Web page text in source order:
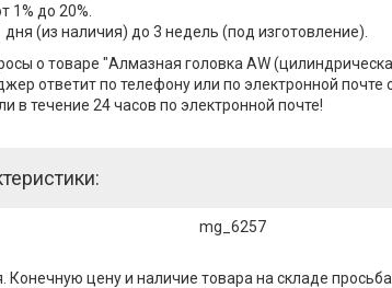
1% до 20%.
дня (из наличия) до 3 недель (под изготовление).
о товаре "Алмазная головка AW
ответит по телефону или по электронной почте
в течение 24 часов по электронной почте!
mg_6257
Конечную цену и наличие товара на складе